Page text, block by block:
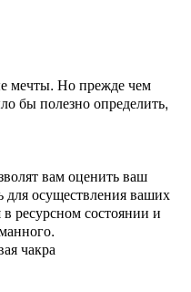
мечты. Но прежде чем
бы полезно определить,
вам оценить ваш
для осуществления ваших
ресурсном состоянии и
чакра